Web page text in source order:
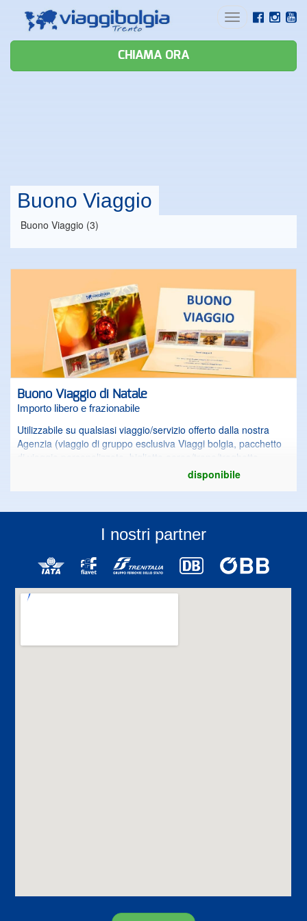
Toggle
CHIAMA ORA
Buono Viaggio
Buono Viaggio (3)
Buono Viaggio di Natale
Importo libero e frazionabile
Utilizzabile su qualsiasi viaggio/servizio offerto dalla nostra
Agenzia (viaggio di gruppo esclusiva Viaggi bolgia, pacchetto
di viaggio personalizzato, biglietto aereo/treno/traghetto,
disponibile
I nostri partner